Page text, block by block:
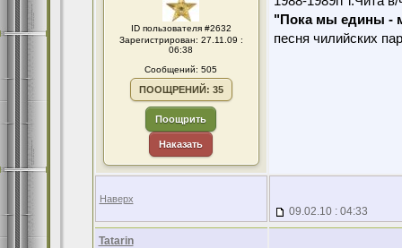
ID пользователя #2632
Зарегистрирован: 27.11.09 :
06:38
Сообщений: 505
ПООЩРЕНИЙ: 35
Поощрить
Наказать
"Пока мы едины -
песня чилийских
Наверх
09.02.10 : 04:33
Tatarin